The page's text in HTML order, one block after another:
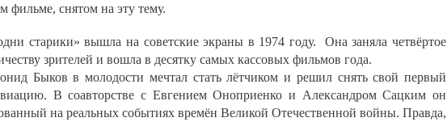
фильме, снятом на эту тему.
старики» вышла на советские экраны в 1974 году. Она заняла четвёртое
зрителей и вошла в десятку самых кассовых фильмов года.
Быков в молодости мечтал стать лётчиком и решил снять свой первый
В соавторстве с Евгением Оноприенко и Александром Сацким он
на реальных событиях времён Великой Отечественной войны. Правда,